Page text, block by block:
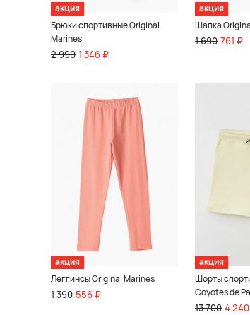
акция
Брюки спортивные Original
Marines
2 990 1 346 ₽
акция
Шапка
1 690 761 ₽
акция
Леггинсы Original Marines
1 390 556 ₽
акция
Шорты
Coyotes de
13 700 4